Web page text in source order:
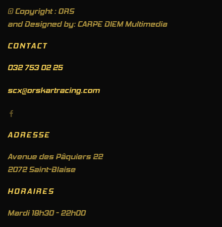
© Copyright : ORS
and Designed by: CARPE DIEM Multimedia
CONTACT
032 753 02 25
scx@orskartracing.com
ADRESSE
Avenue des Pâquiers 22
2072 Saint-Blaise
HORAIRES
Mardi 18h30 - 22h00